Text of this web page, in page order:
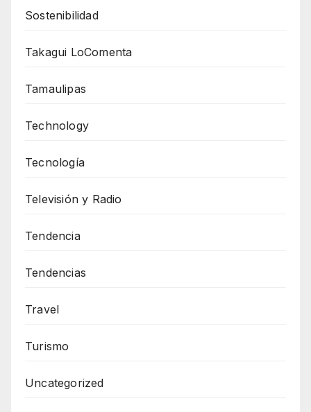
Sostenibilidad
Takagui LoComenta
Tamaulipas
Technology
Tecnología
Televisión y Radio
Tendencia
Tendencias
Travel
Turismo
Uncategorized